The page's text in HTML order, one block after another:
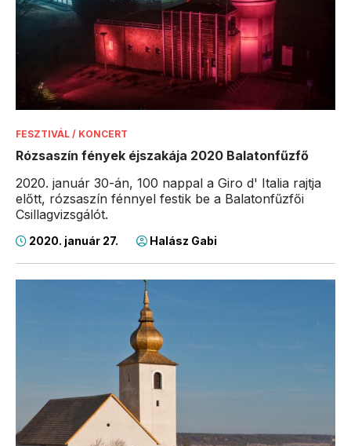
FESZTIVÁL / KONCERT
Rózsaszín fények éjszakája 2020 Balatonfűzfő
2020. január 30-án, 100 nappal a Giro d' Italia rajtja
előtt, rózsaszín fénnyel festik be a Balatonfűzfői
Csillagvizsgálót.
2020. január 27. Halász Gabi